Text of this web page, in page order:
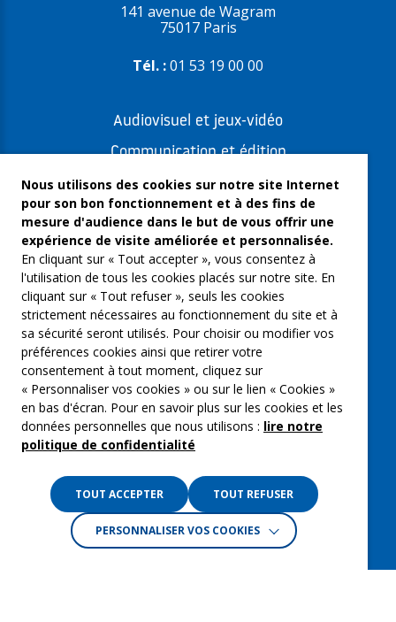
141 avenue de Wagram
75017 Paris
Tél. :01 53 19 00 00
Audiovisuel et jeux-vidéo
Communication et édition
Freelances et artistes-auteurs
Musique et spectacles
Qui sommes-nous ?
Groupe Emargence
C’moi le chef
Actualités
Contactez nous
Mentions légales
Gestion des cookies
Crédits :La Jungle
Nous utilisons des cookies sur notre site Internet
pour son bon fonctionnement et à des fins de
mesure d'audience dans le but de vous offrir une
expérience de visite améliorée et personnalisée.
En cliquant sur « Tout accepter », vous consentez à
l'utilisation de tous les cookies placés sur notre site. En
cliquant sur « Tout refuser », seuls les cookies
strictement nécessaires au fonctionnement du site et à
sa sécurité seront utilisés. Pour choisir ou modifier vos
préférences cookies ainsi que retirer votre
consentement à tout moment, cliquez sur
« Personnaliser vos cookies » ou sur le lien « Cookies »
en bas d'écran. Pour en savoir plus sur les cookies et les
données personnelles que nous utilisons : lire notre
politique de confidentialité
TOUT ACCEPTER TOUT REFUSER
PERSONNALISER VOS COOKIES